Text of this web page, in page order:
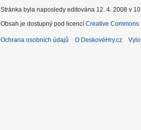
Stránka byla naposledy editována 12. 4. 2008 v
Obsah je dostupný pod licencí Creative
Ochrana osobních údajů O DeskovéHry.cz